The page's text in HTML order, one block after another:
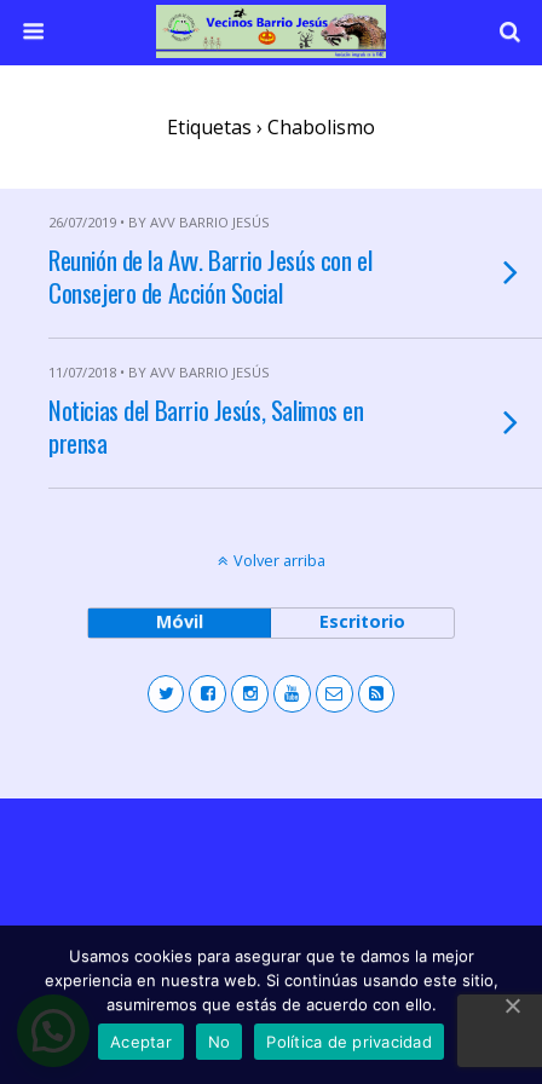
Etiquetas › Chabolismo
26/07/2019 • BY AVV BARRIO JESÚS
Reunión de la Avv. Barrio Jesús con el
Consejero de Acción Social
11/07/2018 • BY AVV BARRIO JESÚS
Noticias del Barrio Jesús, Salimos en
prensa
Volver arriba
Móvil Escritorio
Usamos cookies para asegurar que te damos la mejor
experiencia en nuestra web. Si continúas usando este sitio,
asumiremos que estás de acuerdo con ello.
Aceptar
No Política de privacidad